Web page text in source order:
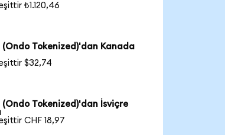
₺1.120,46
Tokenized)'dan Kanada
$32,74
Tokenized)'dan İsviçre
CHF 18,97